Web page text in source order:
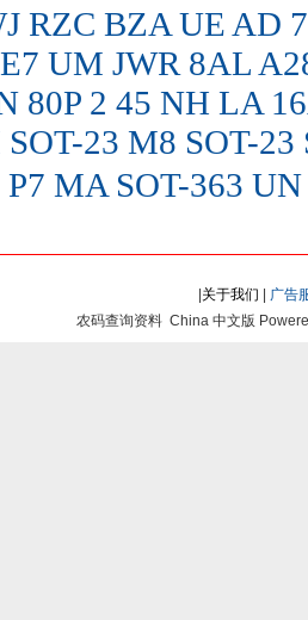
RZC BZA UE AD
E7 UM JWR 8AL
80P 2 45 NH LA
23 M8 SOT-23
P7 MA SOT-363 UN
关于我们
广告
农码查询资料 China 中文版